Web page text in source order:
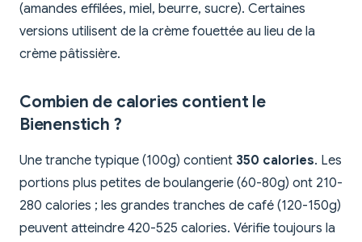
(amandes effilées, miel, beurre, sucre). Certaines
versions utilisent de la crème fouettée au lieu de la
crème pâtissière.
Combien de calories contient le
Bienenstich ?
Une tranche typique (100g) contient 350 calories. Les
portions plus petites de boulangerie (60-80g) ont 210-
280 calories ; les grandes tranches de café (120-150g)
peuvent atteindre 420-525 calories. Vérifie toujours la